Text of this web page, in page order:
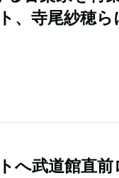
、寺尾紗穂
へ武道館直